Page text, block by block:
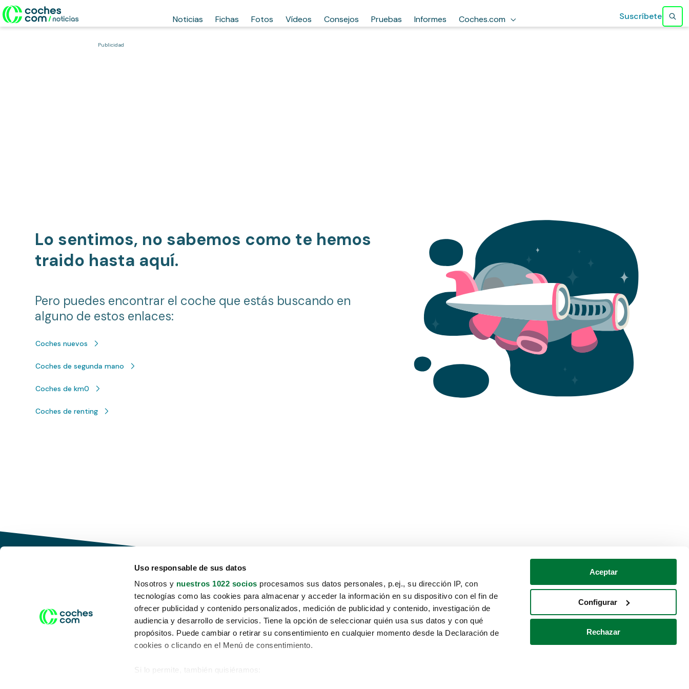
Uso responsable de sus datos
Nosotros y nuestros 1022 socios procesamos sus datos personales, p.ej., su dirección IP, con
tecnologías como las cookies para almacenar y acceder la información en su dispositivo con el fin de
ofrecer publicidad y contenido personalizados, medición de publicidad y contenido, investigación de
audiencia y desarrollo de servicios. Tiene la opción de seleccionar quién usa sus datos y con qué
propósitos. Puede cambiar o retirar su consentimiento en cualquier momento desde la Declaración de
cookies o clicando en el Menú de consentimiento.
Si lo permite, también quisiéramos:
Aceptar
Configurar
Rechazar
Noticias Fichas Fotos Vídeos Consejos Pruebas Informes Coches.com Suscríbete
Publicidad
Lo sentimos, no sabemos como te hemos
traido hasta aquí.
Pero puedes encontrar el coche que estás buscando en
alguno de estos enlaces:
Coches nuevos
Coches de segunda mano
Coches de km0
Coches de renting
Conduce tu futuro,
desata tu movilidad